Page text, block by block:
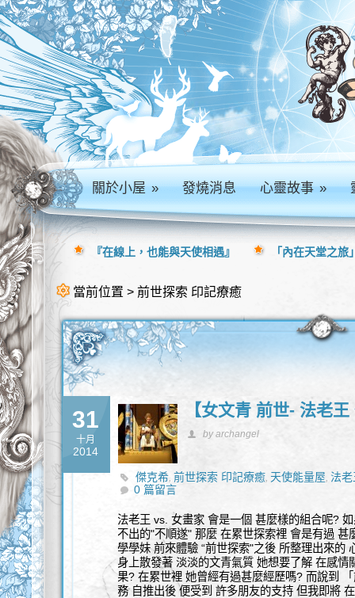
關於小屋» 發燒消息 心靈故事»
當前位置 > 前世探索 印記療癒
31
十月
2014
【女文青 前世- 法老
by archangel
傑克希, 前世探索 印記療癒, 天使能量屋, 法
0 篇留言
法老王 vs. 女畫家 會是一個 甚麼樣的組合呢?
不出的"不順遂" 那麼 在累世探索裡 會是有過
學學妹 前來體驗 “前世探索"之後 所整理出來的
身上散發著 淡淡的文青氣質 她想要了解 在感
果? 在累世裡 她曾經有過甚麼經歷嗎? 而說到
務 自推出後 便受到 許多朋友的支持 但我即將
『在線上，也能與天使相遇』 「內在天堂之